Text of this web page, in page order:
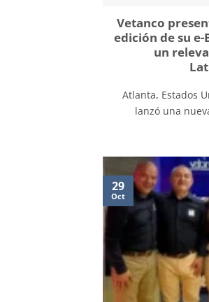
Vetanco
edición de su
un
Atlanta, Estados
lanzó una
29
Oct